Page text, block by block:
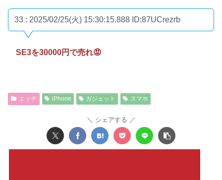
33 : 2025/02/25(火) 15:30:15.888 ID:87UCrezrb
SE3を30000円で売れ😡
エッヂ iPhone ガジェット スマホ
シェアする